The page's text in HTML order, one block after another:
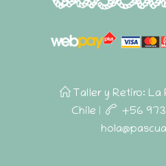
Taller y Retiro:
Chile | +56